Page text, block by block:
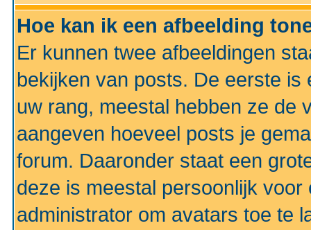
Hoe kan ik een afbeelding
Er kunnen twee afbeeldingen
bekijken van posts. De eerste
uw rang, meestal hebben ze de
aangeven hoeveel posts je
forum. Daaronder staat een
deze is meestal persoonlijk
administrator om avatars toe te